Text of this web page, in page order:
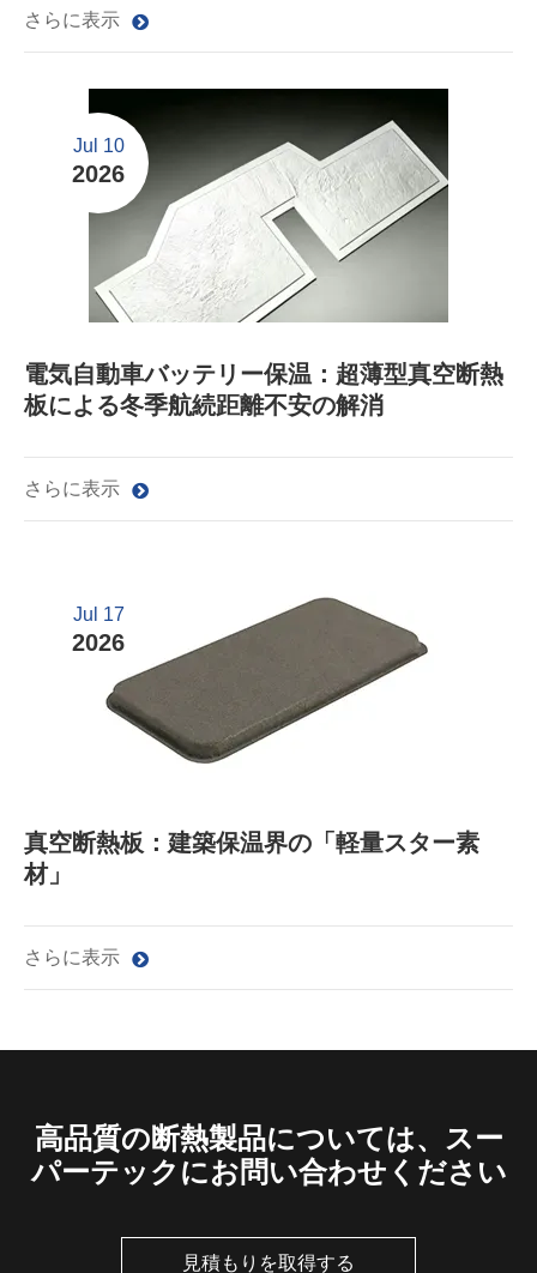
さらに表示
Jul 10
2026
電気自動車バッテリー保温：超薄型真空断熱
板による冬季航続距離不安の解消
さらに表示
Jul 17
2026
真空断熱板：建築保温界の「軽量スター素
材」
さらに表示
高品質の断熱製品については、スー
パーテックにお問い合わせください
見積もりを取得する